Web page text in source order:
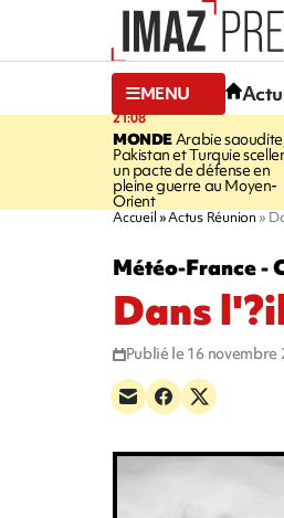
MENU
21:08
MONDE Arabie
Pakistan et Turquie
un pacte de défense en
pleine guerre au Moyen-
Orient
Accueil Actus Réunion
Météo-France -
Dans
Publié le 16 novembre